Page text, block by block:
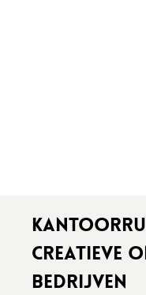
CREATIEVE
BEDRIJVEN